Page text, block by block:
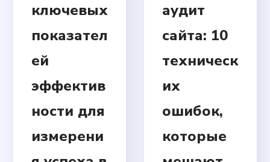
ключевых
показател
ей
эффектив
ности для
измерени
аудит
сайта: 10
техническ
их
ошибок,
которые